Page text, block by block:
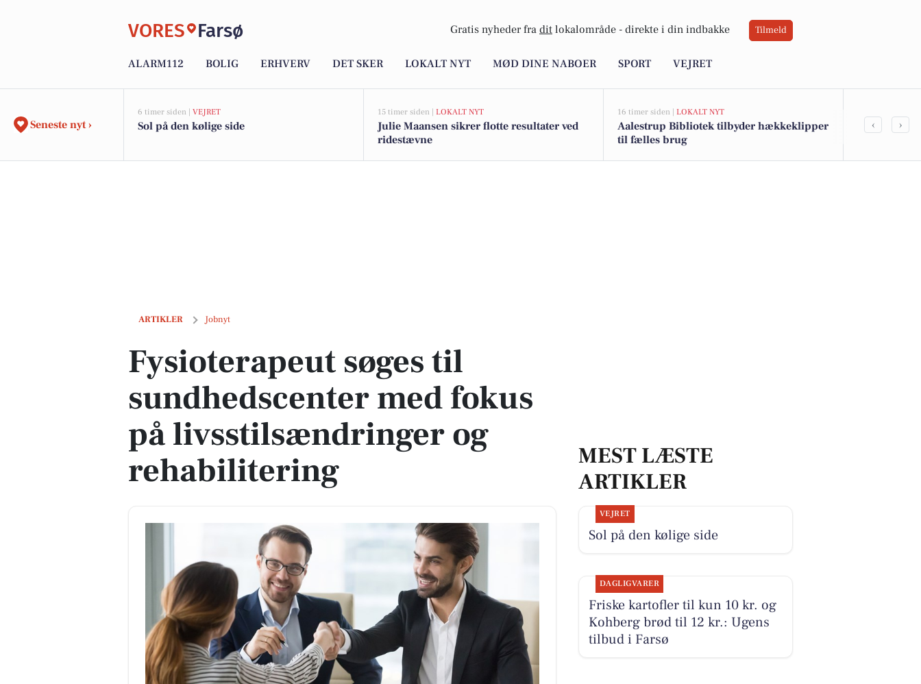
VORES Farsø Gratis nyheder fra dit lokalområde - direkte i din indbakke Tilmeld
ALARM112 BOLIG ERHVERV DET SKER LOKALT NYT MØD DINE NABOER SPORT VEJRET
Seneste nyt ›
6 timer siden | VEJRET
Sol på den kølige side
15 timer siden | LOKALT NYT
Julie Maansen sikrer flotte resultater ved
ridestævne
16 timer siden | LOKALT NYT
Aalestrup Bibliotek tilbyder hækkeklipper
til fælles brug
Strandby
‹ ›
ARTIKLER Jobnyt
Fysioterapeut søges til sundhedscenter med fokus på livsstilsændringer og rehabilitering
Fysioterapeut søges til
sundhedscenter med fokus
på livsstilsændringer og
rehabilitering
MEST LÆSTE
ARTIKLER
VEJRET
Sol på den kølige side
DAGLIGVARER
Friske kartofler til kun 10 kr. og
Kohberg brød til 12 kr.: Ugens
tilbud i Farsø